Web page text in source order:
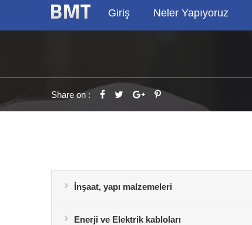
Giriş Neler Yapıyoruz
Share on :
İnşaat, yapı malzemeleri
Enerji ve Elektrik kabloları